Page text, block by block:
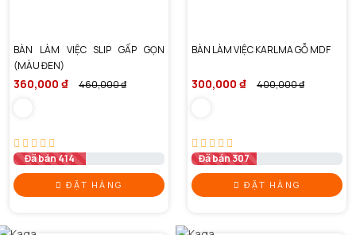
BÀN LÀM VIỆC SLIP GẤP GỌN
(MÀU ĐEN)
360,000 ₫ 460,000 ₫
Đã bán 414
ĐẶT HÀNG
BÀN LÀM VIỆC KARLMA GỖ MDF
300,000 ₫ 400,000 ₫
Đã bán 307
ĐẶT HÀNG